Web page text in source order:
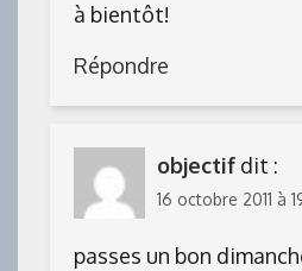
à bientôt!
Répondre
objectif dit :
16 octobre 2011 à
passes un bon